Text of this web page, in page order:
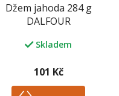
Džem jahoda 284 g
DALFOUR
Skladem
101 Kč